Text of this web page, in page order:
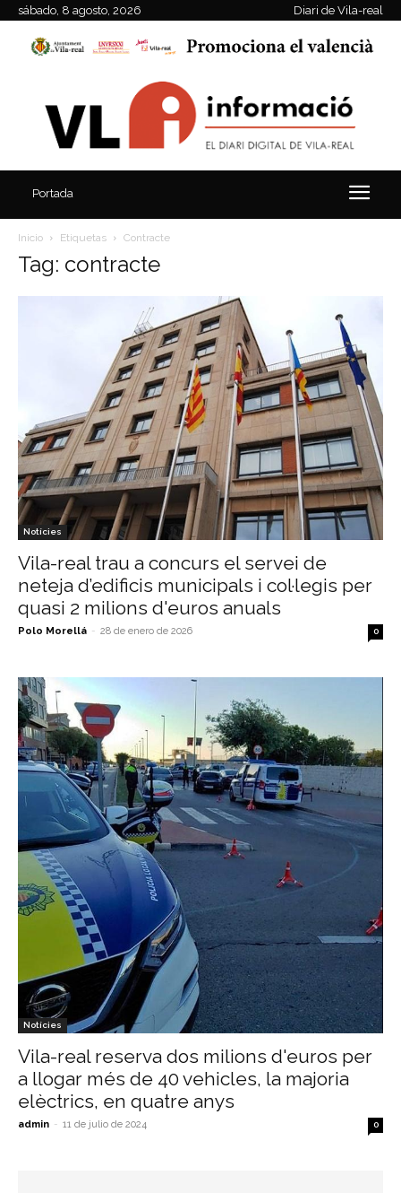
sábado, 8 agosto, 2026 Diari de Vila-real
Portada
Inicio Etiquetas Contracte
Tag: contracte
Notícies
Vila-real trau a concurs el servei de
neteja d’edificis municipals i col·legis per
quasi 2 milions d'euros anuals
Polo Morellá - 28 de enero de 2026 0
Notícies
Vila-real reserva dos milions d'euros per
a llogar més de 40 vehicles, la majoria
elèctrics, en quatre anys
admin - 11 de julio de 2024 0